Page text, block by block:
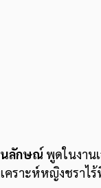
นลักษณ์ พูดในงาน
คราะห์หญิงชราไ